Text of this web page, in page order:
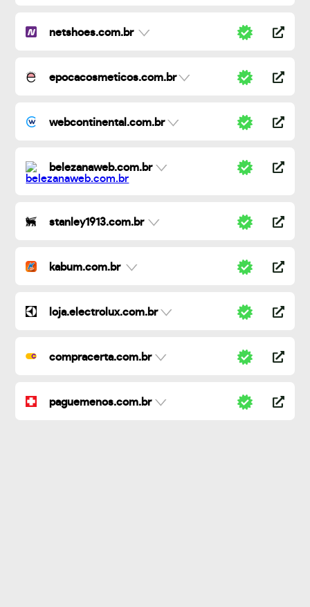
netshoes.com.br
epocacosmeticos.com.br
webcontinental.com.br
belezanaweb.com.br
stanley1913.com.br
kabum.com.br
loja.electrolux.com.br
compracerta.com.br
paguemenos.com.br